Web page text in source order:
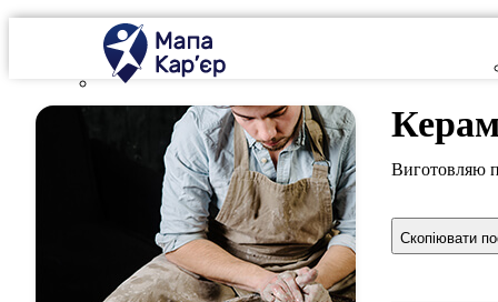
Виготовляю
Скопіювати